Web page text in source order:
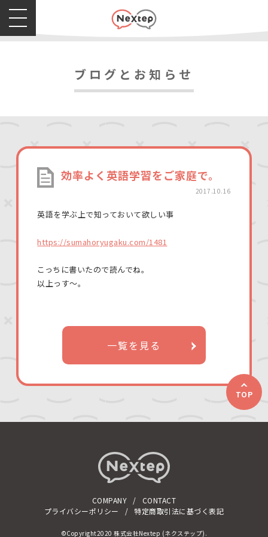
ブログとお知らせ
効率よく英語学習をご家庭で。
2017.10.16
英語を学ぶ上で知っておいて欲しい事
https://sumahoryugaku.com/1481
こっちに書いたので読んでね。
以上っす〜。
一覧を見る
TOP
COMPANY
CONTACT
プライバシーポリシー
特定商取引法に基づく表記
©Copyright2020 株式会社Nextep (ネクステップ).